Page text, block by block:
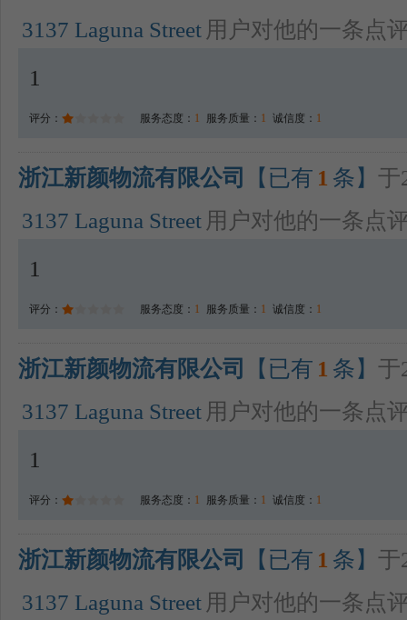
3137 Laguna Street 用户对他的一条点
1
评分： 服务态度： 1 服务质量： 1 诚信度： 1
浙江新颜物流有限公司 【已有 1 条】 于
3137 Laguna Street 用户对他的一条点
1
评分： 服务态度： 1 服务质量： 1 诚信度： 1
浙江新颜物流有限公司 【已有 1 条】 于
3137 Laguna Street 用户对他的一条点
1
评分： 服务态度： 1 服务质量： 1 诚信度： 1
浙江新颜物流有限公司 【已有 1 条】 于
3137 Laguna Street 用户对他的一条点